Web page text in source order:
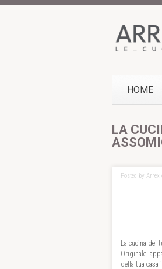
HOME
LA
Posted by Arrex
La cucina dei
Originale,
della tua